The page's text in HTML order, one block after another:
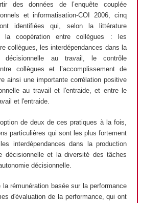
des données de l’enquête couplée
et informatisation-COI 2006, cinq
identifiées qui, selon la littérature
la coopération entre collègues : les
collègues, les interdépendances dans la
décisionnelle au travail, le contrôle
collègues et l’accomplissement de
ainsi une importante corrélation positive
au travail et l'entraide, et entre le
et l'entraide.
de deux de ces pratiques à la fois,
particulières qui sont les plus fortement
interdépendances dans la production
décisionnelle et la diversité des tâches
décisionnelle.
rémunération basée sur la performance
d'évaluation de la performance, qui ont